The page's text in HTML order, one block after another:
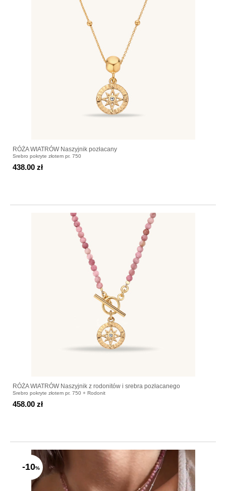
RÓŻA WIATRÓW Naszyjnik pozłacany
Srebro pokryte złotem pr. 750
438.00 zł
RÓŻA WIATRÓW Naszyjnik z rodonitów i srebra pozłacanego
Srebro pokryte złotem pr. 750 + Rodonit
458.00 zł
-10%